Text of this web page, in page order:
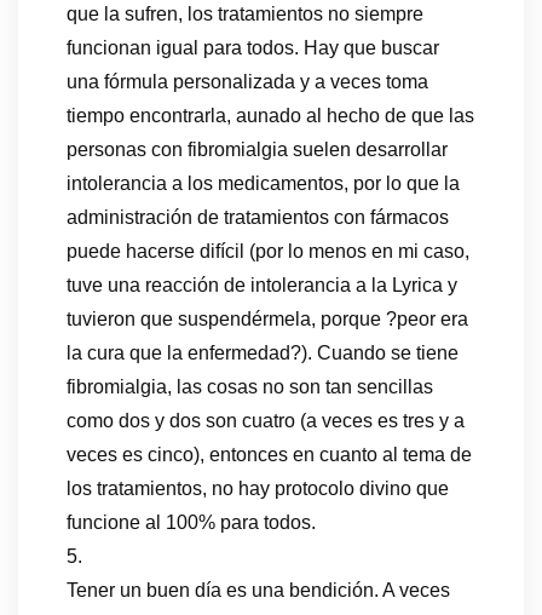
que la sufren, los tratamientos no siempre
funcionan igual para todos. Hay que buscar
una fórmula personalizada y a veces toma
tiempo encontrarla, aunado al hecho de que las
personas con fibromialgia suelen desarrollar
intolerancia a los medicamentos, por lo que la
administración de tratamientos con fármacos
puede hacerse difícil (por lo menos en mi caso,
tuve una reacción de intolerancia a la Lyrica y
tuvieron que suspendérmela, porque ?peor era
la cura que la enfermedad?). Cuando se tiene
fibromialgia, las cosas no son tan sencillas
como dos y dos son cuatro (a veces es tres y a
veces es cinco), entonces en cuanto al tema de
los tratamientos, no hay protocolo divino que
funcione al 100% para todos.
5.
Tener un buen día es una bendición. A veces